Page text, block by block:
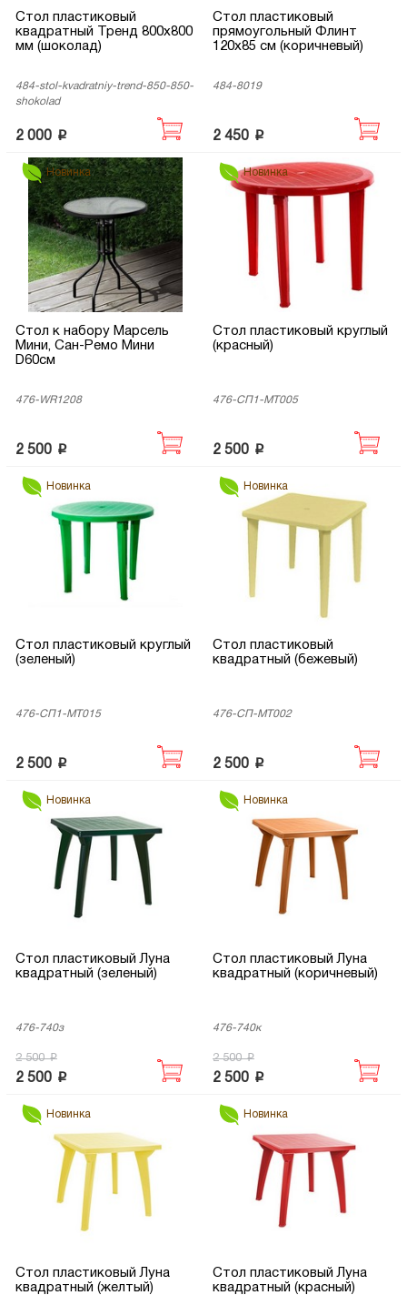
Стол пластиковый
квадратный Тренд 800х800
мм (шоколад)
484-stol-kvadratniy-trend-850-850-
shokolad
2 000 p
Стол пластиковый
прямоугольный Флинт
120х85 см (коричневый)
484-8019
2 450 p
Новинка
Стол к набору Марсель
Мини, Сан-Ремо Мини
D60см
476-WR1208
2 500 p
Новинка
Стол пластиковый круглый
(красный)
476-СП1-МТ005
2 500 p
Новинка
Стол пластиковый круглый
(зеленый)
476-СП1-МТ015
2 500 p
Новинка
Стол пластиковый
квадратный (бежевый)
476-СП-МТ002
2 500 p
Новинка
Стол пластиковый Луна
квадратный (зеленый)
476-740з
2 500 p
2 500 p
Новинка
Стол пластиковый Луна
квадратный (коричневый)
476-740к
2 500 p
2 500 p
Новинка
Стол пластиковый Луна
квадратный (желтый)
Новинка
Стол пластиковый Луна
квадратный (красный)